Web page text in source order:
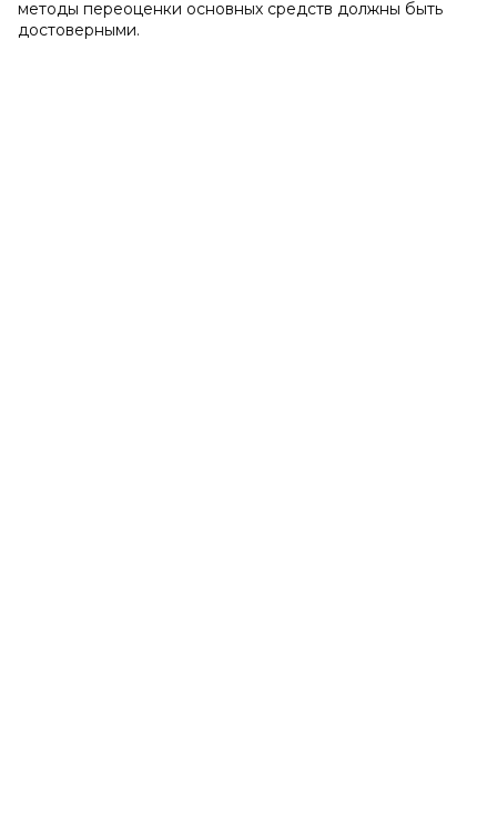
методы переоценки основных средств должны быть
достоверными.